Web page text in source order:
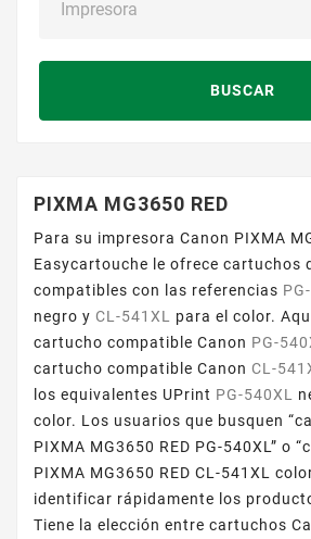
BUSCAR
PIXMA MG3650 RED
Para su impresora Canon PIXMA
Easycartouche le ofrece cartuchos
compatibles con las referencias
negro y CL-541XL
para el color.
cartucho compatible Canon PG-
cartucho compatible Canon CL-
los equivalentes UPrint PG-540XL
color. Los usuarios que busquen
PIXMA MG3650 RED PG-540XL” o
PIXMA MG3650 RED CL-541XL
identificar rápidamente los
Tiene la elección entre cartuchos